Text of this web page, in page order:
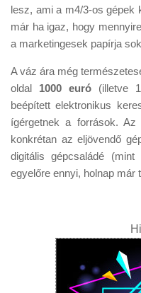
lesz, ami a m4/3-os gépek
már ha igaz, hogy
a marketingesek papírja
A váz ára még
oldal 1000 euró (illetve
beépített elektronikus
ígérgetnek a források.
konkrétan az eljövendő
digitális gépcsaládé
egyelőre ennyi, holnap már